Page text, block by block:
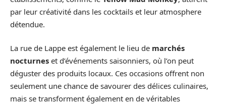
par leur créativité dans les cocktails et leur atmosphere
détendue.
La rue de Lappe est également le lieu de marchés
nocturnes et d’événements saisonniers, où l’on peut
déguster des produits locaux. Ces occasions offrent non
seulement une chance de savourer des délices culinaires,
mais se transforment également en de véritables